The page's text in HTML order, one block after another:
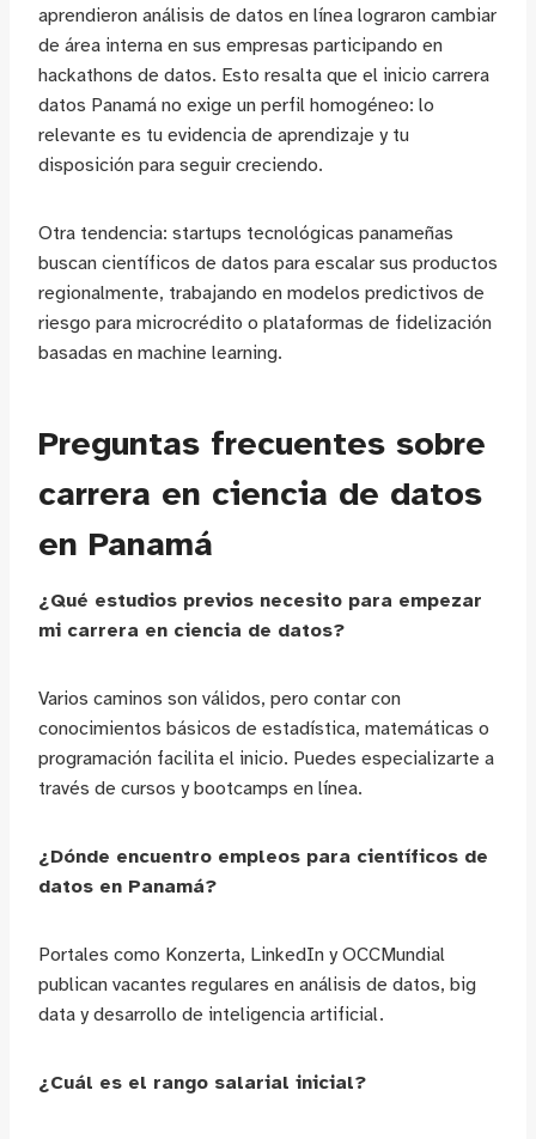
aprendieron análisis de datos en línea lograron cambiar
de área interna en sus empresas participando en
hackathons de datos. Esto resalta que el inicio carrera
datos Panamá no exige un perfil homogéneo: lo
relevante es tu evidencia de aprendizaje y tu
disposición para seguir creciendo.
Otra tendencia: startups tecnológicas panameñas
buscan científicos de datos para escalar sus productos
regionalmente, trabajando en modelos predictivos de
riesgo para microcrédito o plataformas de fidelización
basadas en machine learning.
Preguntas frecuentes sobre
carrera en ciencia de datos
en Panamá
¿Qué estudios previos necesito para empezar
mi carrera en ciencia de datos?
Varios caminos son válidos, pero contar con
conocimientos básicos de estadística, matemáticas o
programación facilita el inicio. Puedes especializarte a
través de cursos y bootcamps en línea.
¿Dónde encuentro empleos para científicos de
datos en Panamá?
Portales como Konzerta, LinkedIn y OCCMundial
publican vacantes regulares en análisis de datos, big
data y desarrollo de inteligencia artificial.
¿Cuál es el rango salarial inicial?